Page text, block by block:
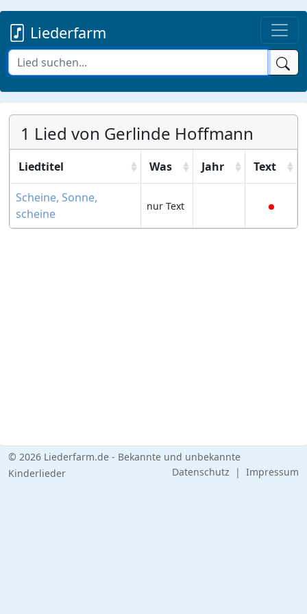
Liederfarm
1 Lied von Gerlinde Hoffmann
Liedtitel Was Jahr Text
Scheine, Sonne,
scheine
nur Text
© 2026 Liederfarm.de - Bekannte und unbekannte
Kinderlieder
Datenschutz | Impressum